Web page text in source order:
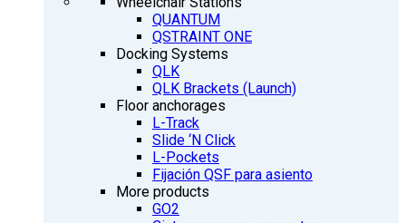
QUANTUM
QSTRAINT ONE
Docking Systems
QLK
QLK Brackets (Launch)
Floor anchorages
L-Track
Slide ‘N Click
L-Pockets
Fijación QSF para asiento
More products
GO2